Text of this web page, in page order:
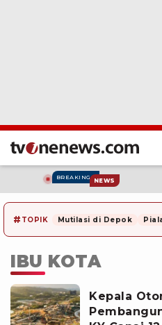
BREAKING NEWS
# TOPIK Mutilasi di Depok
IBU KOTA
Kepala